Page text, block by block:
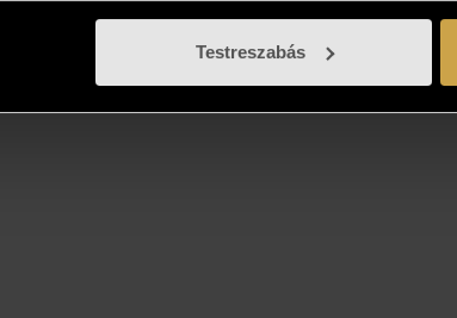
Testreszabás
tetszik!